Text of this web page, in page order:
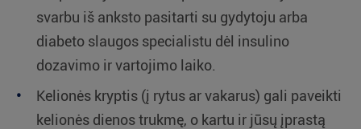
svarbu iš anksto pasitarti su gydytoju arba
diabeto slaugos specialistu dėl insulino
dozavimo ir vartojimo laiko.
Kelionės kryptis (į rytus ar vakarus) gali paveikti
kelionės dienos trukmę, o kartu ir jūsų įprastą